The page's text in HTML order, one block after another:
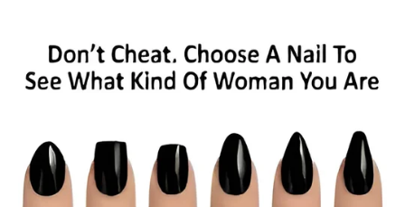
10 Potret Rumah Shilpa
Shetty yang Megah dan